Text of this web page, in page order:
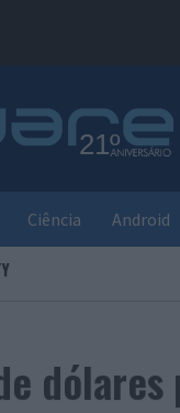
Ciência Android